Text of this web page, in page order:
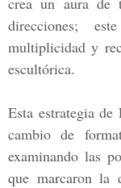
direcciones;
multiplicidad y
escultórica.
Esta estrategia
cambio de
examinando las
que marcaron la